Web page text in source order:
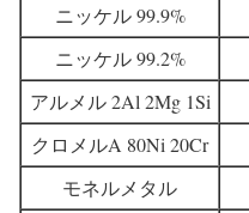
ニッケル 99.9%
ニッケル 99.2%
アルメル 2Al 2Mg 1Si
クロメルA 80Ni 20Cr
モネルメタル